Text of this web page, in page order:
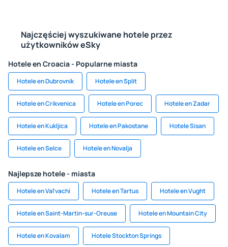
Najczęściej wyszukiwane hotele przez
użytkowników eSky
Hotele en Croacia - Popularne miasta
Hotele en Dubrovnik Hotele en Split
Hotele en Crikvenica Hotele en Porec Hotele en Zadar
Hotele en Kukljica Hotele en Pakostane Hotele Sisan
Hotele en Selce Hotele en Novalja
Najlepsze hotele - miasta
Hotele en Val'vachi Hotele en Tartus Hotele en Vught
Hotele en Saint-Martin-sur-Oreuse Hotele en Mountain City
Hotele en Kovalam Hotele Stockton Springs